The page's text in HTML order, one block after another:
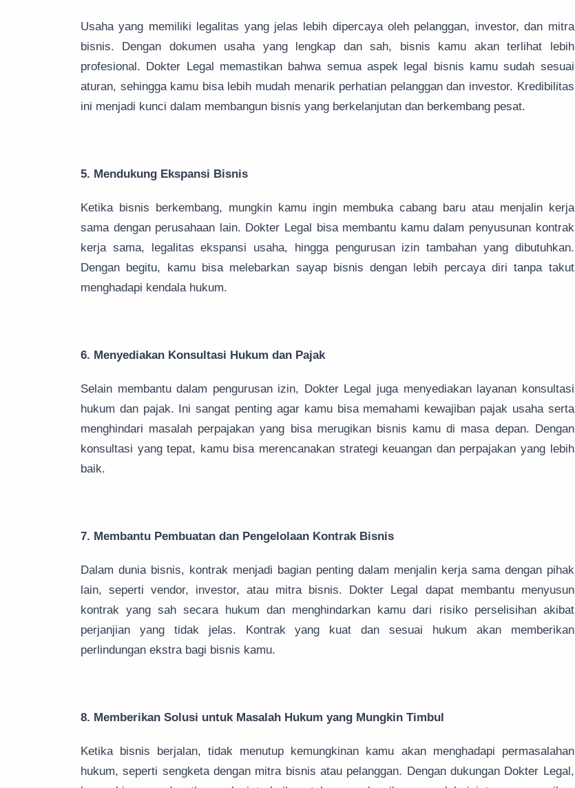
Usaha yang memiliki legalitas yang jelas lebih dipercaya oleh pelanggan, investor, dan mitra
bisnis. Dengan dokumen usaha yang lengkap dan sah, bisnis kamu akan terlihat lebih
profesional. Dokter Legal memastikan bahwa semua aspek legal bisnis kamu sudah sesuai
aturan, sehingga kamu bisa lebih mudah menarik perhatian pelanggan dan investor. Kredibilitas
ini menjadi kunci dalam membangun bisnis yang berkelanjutan dan berkembang pesat.
5. Mendukung Ekspansi Bisnis
Ketika bisnis berkembang, mungkin kamu ingin membuka cabang baru atau menjalin kerja
sama dengan perusahaan lain. Dokter Legal bisa membantu kamu dalam penyusunan kontrak
kerja sama, legalitas ekspansi usaha, hingga pengurusan izin tambahan yang dibutuhkan.
Dengan begitu, kamu bisa melebarkan sayap bisnis dengan lebih percaya diri tanpa takut
menghadapi kendala hukum.
6. Menyediakan Konsultasi Hukum dan Pajak
Selain membantu dalam pengurusan izin, Dokter Legal juga menyediakan layanan konsultasi
hukum dan pajak. Ini sangat penting agar kamu bisa memahami kewajiban pajak usaha serta
menghindari masalah perpajakan yang bisa merugikan bisnis kamu di masa depan. Dengan
konsultasi yang tepat, kamu bisa merencanakan strategi keuangan dan perpajakan yang lebih
baik.
7. Membantu Pembuatan dan Pengelolaan Kontrak Bisnis
Dalam dunia bisnis, kontrak menjadi bagian penting dalam menjalin kerja sama dengan pihak
lain, seperti vendor, investor, atau mitra bisnis. Dokter Legal dapat membantu menyusun
kontrak yang sah secara hukum dan menghindarkan kamu dari risiko perselisihan akibat
perjanjian yang tidak jelas. Kontrak yang kuat dan sesuai hukum akan memberikan
perlindungan ekstra bagi bisnis kamu.
8. Memberikan Solusi untuk Masalah Hukum yang Mungkin Timbul
Ketika bisnis berjalan, tidak menutup kemungkinan kamu akan menghadapi permasalahan
hukum, seperti sengketa dengan mitra bisnis atau pelanggan. Dengan dukungan Dokter Legal,